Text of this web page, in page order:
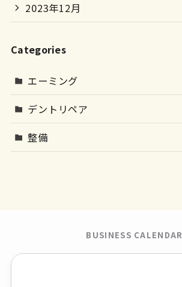
2023年12月
Categories
エーミング
デントリペア
整備
BUSINESS CALENDAR